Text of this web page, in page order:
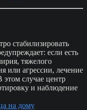
стабилизировать
если есть
тяжелого
или агрессии, лечение
случае центр
и наблюдение
на дому